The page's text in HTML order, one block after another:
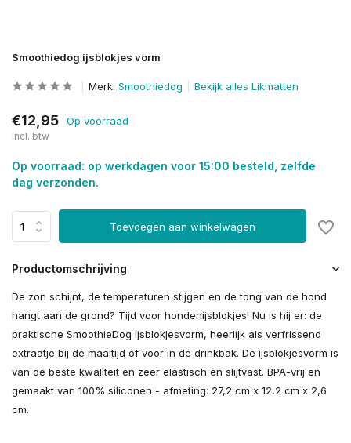
Smoothiedog ijsblokjes vorm
Merk: Smoothiedog Bekijk alles Likmatten
€12,95 Op voorraad
Incl. btw
Op voorraad: op werkdagen voor 15:00 besteld, zelfde
dag verzonden.
Toevoegen aan winkelwagen
Productomschrijving
De zon schijnt, de temperaturen stijgen en de tong van de hond
hangt aan de grond? Tijd voor hondenijsblokjes! Nu is hij er: de
praktische SmoothieDog ijsblokjesvorm, heerlijk als verfrissend
extraatje bij de maaltijd of voor in de drinkbak. De ijsblokjesvorm is
van de beste kwaliteit en zeer elastisch en slijtvast. BPA-vrij en
gemaakt van 100% siliconen - afmeting: 27,2 cm x 12,2 cm x 2,6
cm.